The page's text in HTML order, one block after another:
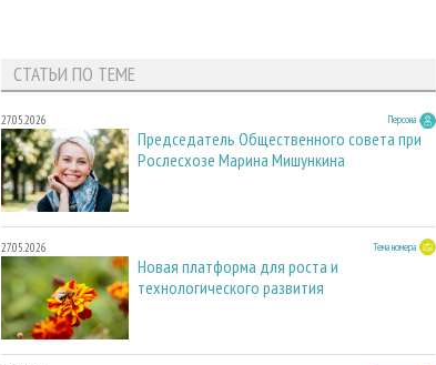
СТАТЬИ ПО ТЕМЕ
27.05.2026 Персона
Председатель Общественного совета при
Рослесхозе Марина Мишункина
27.05.2026 Тема номера
Новая платформа для роста и
технологического развития